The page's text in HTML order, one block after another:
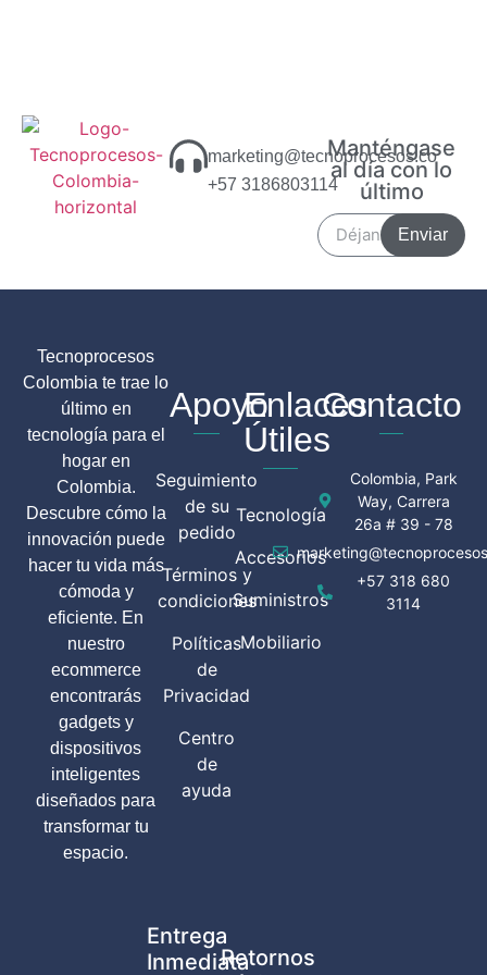
marketing@tecnoprocesos.co
+57 3186803114
Manténgase
al día con lo
último
Enviar
Tecnoprocesos
Colombia te trae lo
último en
tecnología para el
hogar en
Colombia.
Descubre cómo la
innovación puede
hacer tu vida más
cómoda y
eficiente. En
nuestro
ecommerce
encontrarás
gadgets y
dispositivos
inteligentes
diseñados para
transformar tu
espacio.
Entrega
InmediataRetornos
Apoyo
Seguimiento
de su
pedido
Términos y
condiciones
Políticas
de
Privacidad
Centro
de
ayuda
Enlaces
Útiles
Tecnología
Accesorios
Suministros
Mobiliario
Contacto
Colombia, Park
Way, Carrera
26a # 39 - 78
+57 318 680
3114